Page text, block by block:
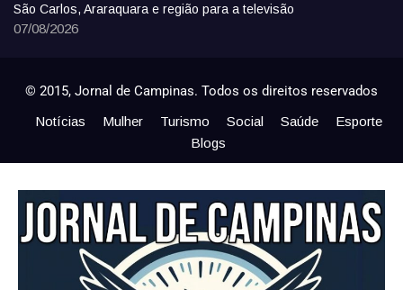
São Carlos, Araraquara e região para a televisão
07/08/2026
© 2015, Jornal de Campinas. Todos os direitos reservados
Notícias Mulher Turismo Social Saúde
Esporte
Blogs